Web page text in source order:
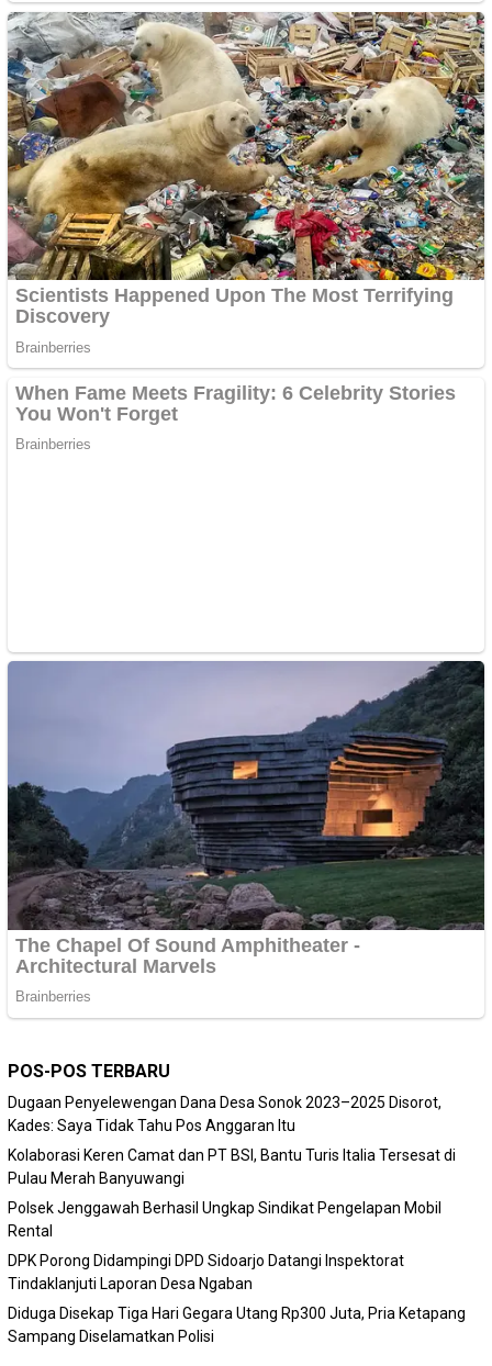
POS-POS TERBARU
Dugaan Penyelewengan Dana Desa Sonok 2023–2025 Disorot,
Kades: Saya Tidak Tahu Pos Anggaran Itu
Kolaborasi Keren Camat dan PT BSI, Bantu Turis Italia Tersesat di
Pulau Merah Banyuwangi
Polsek Jenggawah Berhasil Ungkap Sindikat Pengelapan Mobil
Rental
DPK Porong Didampingi DPD Sidoarjo Datangi Inspektorat
Tindaklanjuti Laporan Desa Ngaban
Diduga Disekap Tiga Hari Gegara Utang Rp300 Juta, Pria Ketapang
Sampang Diselamatkan Polisi